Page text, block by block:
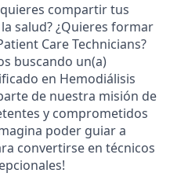
quieres compartir tus
salud? ¿Quieres formar
Care Technicians?
buscando un(a)
en Hemodiálisis
de nuestra misión de
y comprometidos
poder guiar a
convertirse en técnicos